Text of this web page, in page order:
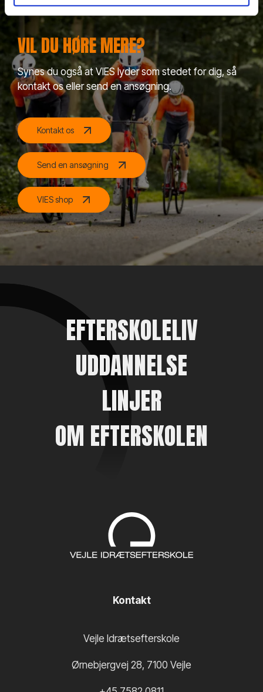
VIL DU HØRE MERE?
Synes du også at VIES lyder som stedet for dig, så
kontakt os eller send en ansøgning.
Kontakt os
Send en ansøgning
VIES shop
Kontakt
Vejle Idrætsefterskole
Ørnebjergvej 28, 7100 Vejle
EFTERSKOLELIV
UDDANNELSE
LINJER
OM EFTERSKOLEN